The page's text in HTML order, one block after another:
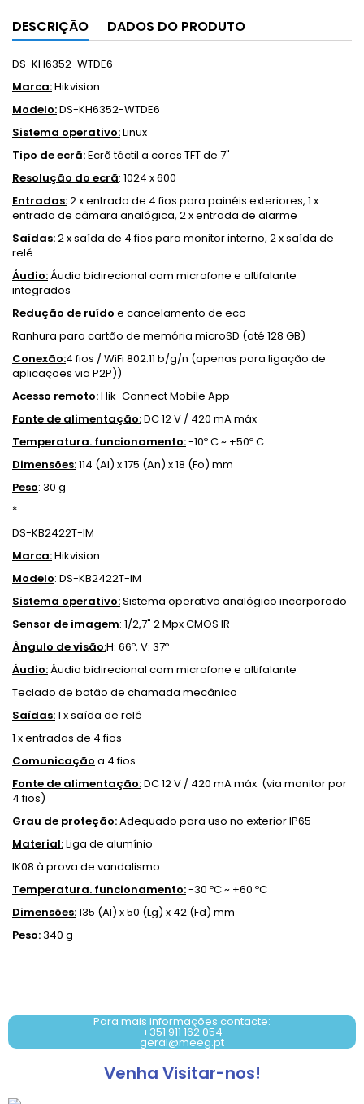
DESCRIÇÃO DADOS DO PRODUTO
DS-KH6352-WTDE6
Marca:Hikvision
Modelo:DS-KH6352-WTDE6
Sistema operativo:Linux
Tipo de ecrã:Ecrã táctil a cores TFT de 7"
Resolução do ecrã: 1024 x 600
Entradas:2 x entrada de 4 fios para painéis exteriores, 1 x
entrada de câmara analógica, 2 x entrada de alarme
Saídas:2 x saída de 4 fios para monitor interno, 2 x saída de
relé
Áudio:Áudio bidirecional com microfone e altifalante
integrados
Redução de ruído e cancelamento de eco
Ranhura para cartão de memória microSD (até 128 GB)
Conexão:4 fios / WiFi 802.11 b/g/n (apenas para ligação de
aplicações via P2P))
Acesso remoto:Hik-Connect Mobile App
Fonte de alimentação:DC 12 V / 420 mA máx
Temperatura. funcionamento:-10º C ~ +50º C
Dimensões:114 (Al) x 175 (An) x 18 (Fo) mm
Peso: 30 g
*
DS-KB2422T-IM
Marca:Hikvision
Modelo: DS-KB2422T-IM
Sistema operativo:Sistema operativo analógico incorporado
Sensor de imagem: 1/2,7" 2 Mpx CMOS IR
Ângulo de visão:H: 66º, V: 37º
Áudio:Áudio bidirecional com microfone e altifalante
Teclado de botão de chamada mecânico
Saídas:1 x saída de relé
1 x entradas de 4 fios
Comunicação a 4 fios
Fonte de alimentação:DC 12 V / 420 mA máx. (via monitor por
4 fios)
Grau de proteção:Adequado para uso no exterior IP65
Material:Liga de alumínio
IK08 à prova de vandalismo
Temperatura. funcionamento:-30 ºC ~ +60 ºC
Dimensões:135 (Al) x 50 (Lg) x 42 (Fd) mm
Peso:340 g
Para mais informações contacte:
+351 911 162 054
geral@meeg.pt
Venha Visitar-nos!